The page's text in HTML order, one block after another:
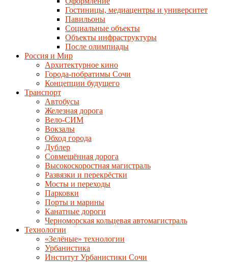
Гостиницы, медиацентры и университет
Павильоны
Социальные объекты
Объекты инфраструктуры
После олимпиады
Россия и Мир
Архитектурное кино
Города-побратимы Сочи
Концепции будущего
Транспорт
Автобусы
Железная дорога
Вело-СИМ
Вокзалы
Обход города
Дублер
Совмещённая дорога
Высокоскоростная магистраль
Развязки и перекрёстки
Мосты и переходы
Парковки
Порты и марины
Канатные дороги
Черноморская кольцевая автомагистраль
Технологии
«Зелёные» технологии
Урбанистика
Институт Урбанистики Сочи